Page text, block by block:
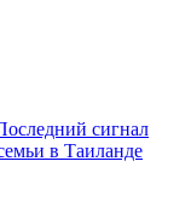
сигнал
в Таиланде